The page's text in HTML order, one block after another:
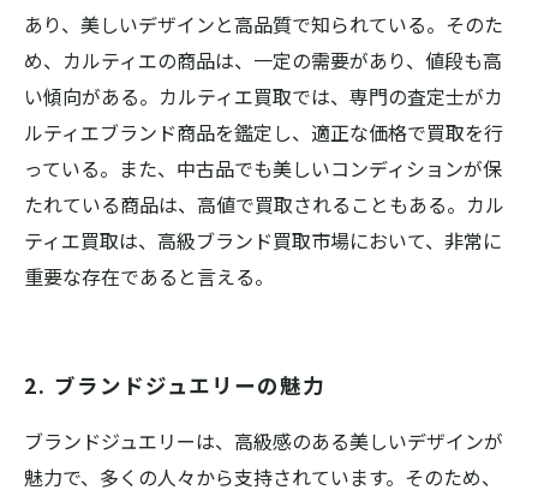
あり、美しいデザインと高品質で知られている。そのた
め、カルティエの商品は、一定の需要があり、値段も高
い傾向がある。カルティエ買取では、専門の査定士がカ
ルティエブランド商品を鑑定し、適正な価格で買取を行
っている。また、中古品でも美しいコンディションが保
たれている商品は、高値で買取されることもある。カル
ティエ買取は、高級ブランド買取市場において、非常に
重要な存在であると言える。
2. ブランドジュエリーの魅力
ブランドジュエリーは、高級感のある美しいデザインが
魅力で、多くの人々から支持されています。そのため、